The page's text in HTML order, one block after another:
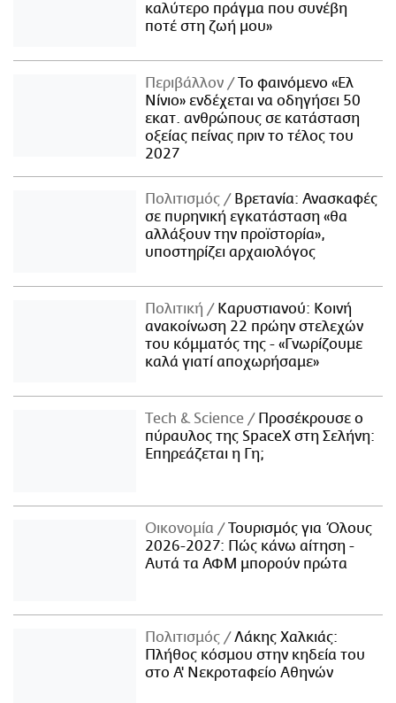
καλύτερο πράγμα που συνέβη
ποτέ στη ζωή μου»
Περιβάλλον
Το φαινόμενο «Ελ
Νίνιο» ενδέχεται να οδηγήσει 50
εκατ. ανθρώπους σε κατάσταση
οξείας πείνας πριν το τέλος του
2027
Πολιτισμός
Βρετανία: Ανασκαφές
σε πυρηνική εγκατάσταση «θα
αλλάξουν την προϊστορία»,
υποστηρίζει αρχαιολόγος
Πολιτική
Καρυστιανού: Κοινή
ανακοίνωση 22 πρώην στελεχών
του κόμματός της - «Γνωρίζουμε
καλά γιατί αποχωρήσαμε»
Τech & Science
Προσέκρουσε ο
πύραυλος της SpaceX στη Σελήνη:
Επηρεάζεται η Γη;
Οικονομία
Τουρισμός για Όλους
2026-2027: Πώς κάνω αίτηση -
Αυτά τα ΑΦΜ μπορούν πρώτα
Πολιτισμός
Λάκης Χαλκιάς:
Πλήθος κόσμου στην κηδεία του
στο Α' Νεκροταφείο Αθηνών